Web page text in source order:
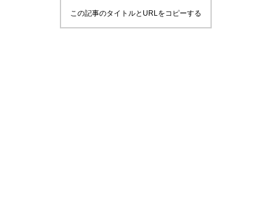
この記事のタイトルとURLをコピーする